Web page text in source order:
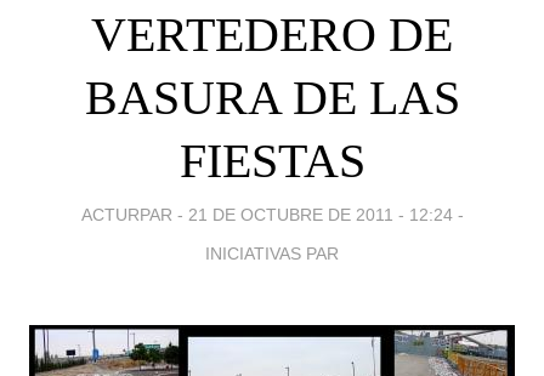
VERTEDERO DE
BASURA DE LAS
FIESTAS
ACTURPAR - 21 DE OCTUBRE DE 2011 - 12:24 -
INICIATIVAS PAR